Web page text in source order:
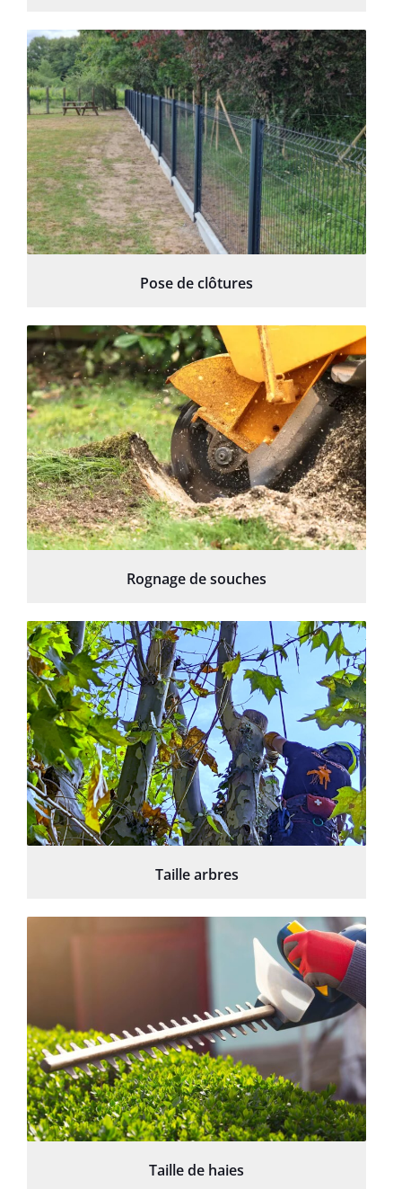
Pose de clôtures
Rognage de souches
Taille arbres
Taille de haies